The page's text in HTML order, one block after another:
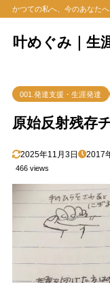
かつての私へ、今のあなた
叶めぐみ｜生
001.発達支援・生涯発達
原始反射残存
2025年11月3日 2017
466 views